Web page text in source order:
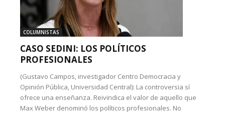
COLUMNISTAS
CASO SEDINI: LOS POLÍTICOS
PROFESIONALES
(Gustavo Campos, investigador Centro Democracia y
Opinión Pública, Universidad Central): La controversia sí
ofrece una enseñanza. Reivindica el valor de aquello que
Max Weber denominó los políticos profesionales. No